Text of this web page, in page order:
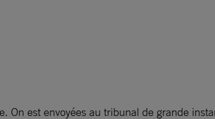
On est envoyées au tribunal de grande